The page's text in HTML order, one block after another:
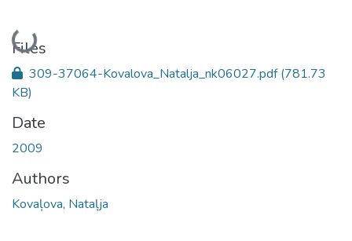
Loading...
Files
309-37064-Kovalova_Natalja_nk06027.pdf(781.73
KB)
Date
2009
Authors
Kovaļova, Nataļja